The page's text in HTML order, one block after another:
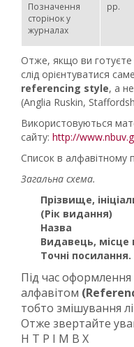
Позначення
сторінок у
журналах
pp.
Отже, якщо ви готуєте
слід орієнтуватися
referencing style, а
(Anglia Ruskin,
Використовуються
сайту: http://
Список в алфавітному
Загальна схема.
Прізвище,
(Рік видання)
Назва
Видавець, місце
Точні посилання.
Під час
алфавітом (
тобто змішування
Отже звертайте
Н Т Р І М В Х